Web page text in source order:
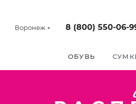
Воронеж 8 (800) 550-06-
ОБУВЬ